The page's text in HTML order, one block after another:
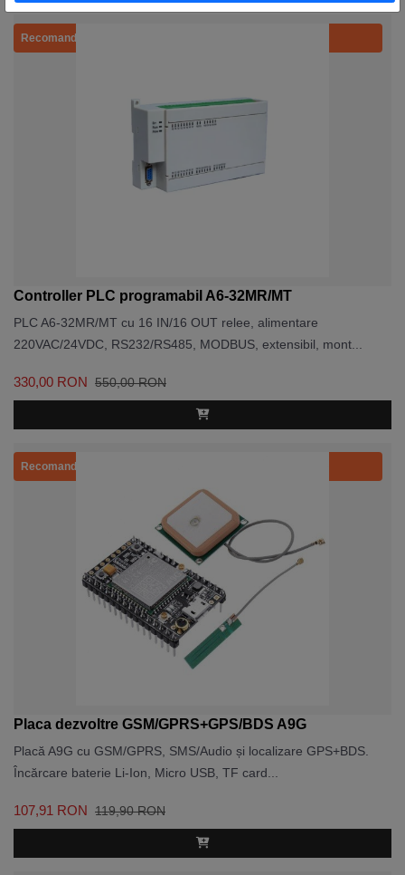
Recomandat
Controller PLC programabil A6-32MR/MT
PLC A6-32MR/MT cu 16 IN/16 OUT relee, alimentare
220VAC/24VDC, RS232/RS485, MODBUS, extensibil, mont...
330,00 RON 550,00 RON
Recomandat
Placa dezvoltre GSM/GPRS+GPS/BDS A9G
Placă A9G cu GSM/GPRS, SMS/Audio și localizare GPS+BDS.
Încărcare baterie Li-Ion, Micro USB, TF card...
107,91 RON 119,90 RON